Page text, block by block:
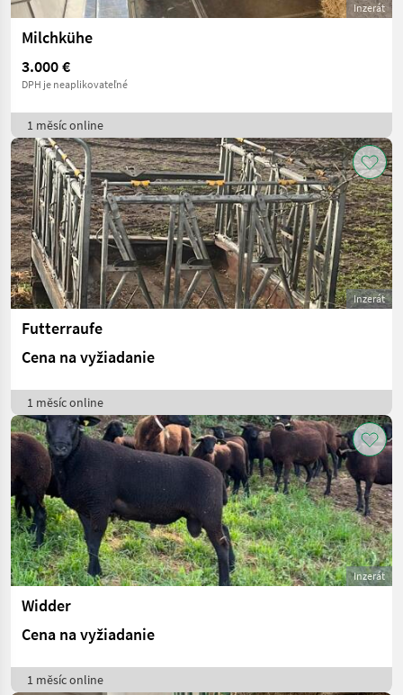
Inzerát
Milchkühe
3.000 €
DPH je neaplikovateľné
1 měsíc online
Inzerát
Futterraufe
Cena na vyžiadanie
1 měsíc online
Inzerát
Widder
Cena na vyžiadanie
1 měsíc online